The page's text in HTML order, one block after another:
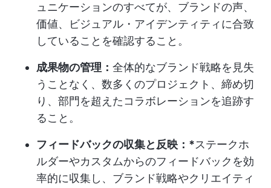
ュニケーションのすべてが、ブランドの声、
価値、ビジュアル・アイデンティティに合致
していることを確認すること。
成果物の管理： 全体的なブランド戦略を見失
うことなく、数多くのプロジェクト、締め切
り、部門を超えたコラボレーションを追跡す
ること。
フィードバックの収集と反映：*ステークホ
ルダーやカスタムからのフィードバックを効
率的に収集し、ブランド戦略やクリエイティ